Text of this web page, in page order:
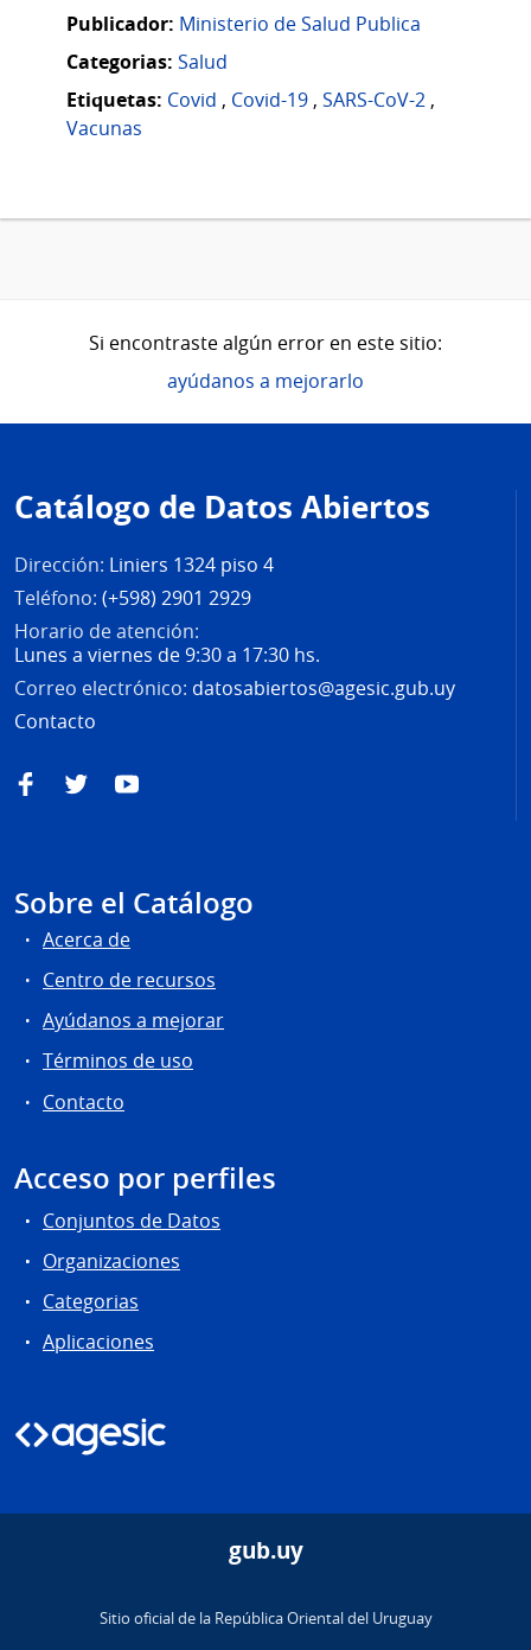
Publicador: Ministerio de Salud Publica
Categorias: Salud
Etiquetas: Covid , Covid-19 , SARS-CoV-2 ,
Vacunas
Si encontraste algún error en este sitio:
ayúdanos a mejorarlo
de
página
Catálogo de Datos Abiertos
Dirección: Liniers 1324 piso 4
Teléfono: (+598) 2901 2929
Horario de atención:
Lunes a viernes de 9:30 a 17:30 hs.
Correo electrónico: datosabiertos@agesic.gub.uy
Contacto
FacebookTwitterYouTube
Sobre el Catálogo
Acerca de
Centro de recursos
Ayúdanos a mejorar
Términos de uso
Contacto
Acceso por perfiles
Conjuntos de Datos
Organizaciones
Categorias
Aplicaciones
gub.uy
Sitio oficial de la República Oriental del Uruguay